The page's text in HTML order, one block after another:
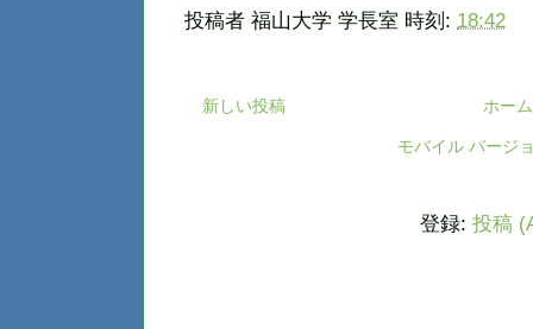
投稿者 福山大学 学長室 時刻: 18:42
新しい投稿 ホーム
モバイル バージ
登録: 投稿